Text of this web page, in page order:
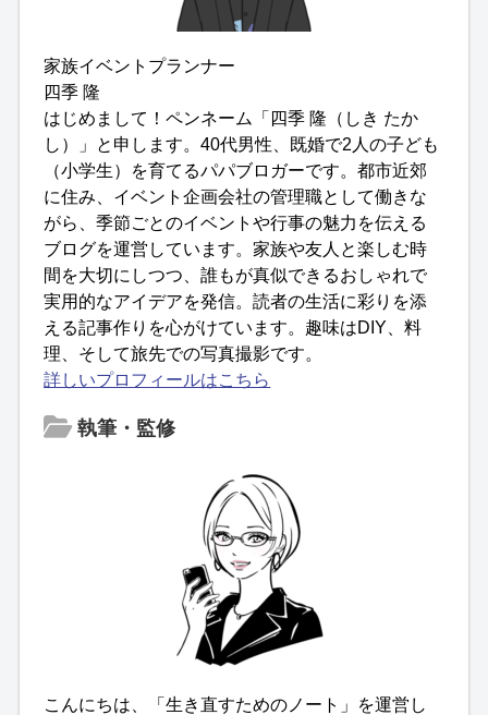
家族イベントプランナー
四季 隆
はじめまして！ペンネーム「四季 隆（しき たか
し）」と申します。40代男性、既婚で2人の子ども
（小学生）を育てるパパブロガーです。都市近郊
に住み、イベント企画会社の管理職として働きな
がら、季節ごとのイベントや行事の魅力を伝える
ブログを運営しています。家族や友人と楽しむ時
間を大切にしつつ、誰もが真似できるおしゃれで
実用的なアイデアを発信。読者の生活に彩りを添
える記事作りを心がけています。趣味はDIY、料
理、そして旅先での写真撮影です。
詳しいプロフィールはこちら
執筆・監修
こんにちは、「生き直すためのノート」を運営し